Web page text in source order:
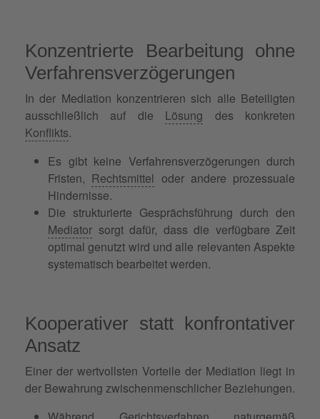
Konzentrierte Bearbeitung ohne
Verfahrensverzögerungen
In der Mediation konzentrieren sich alle Beteiligten
ausschließlich auf die Lösung des konkreten
Konflikts.
Es gibt keine Verfahrensverzögerungen durch
Fristen, Rechtsmittel oder andere prozessuale
Hindernisse.
Die strukturierte Gesprächsführung durch den
Mediator sorgt dafür, dass die verfügbare Zeit
optimal genutzt wird und alle relevanten Aspekte
systematisch bearbeitet werden.
Kooperativer statt konfrontativer
Ansatz
Einer der wertvollsten Vorteile der Mediation liegt in
der Bewahrung zwischenmenschlicher Beziehungen.